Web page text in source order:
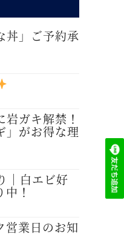
丼」ご予約承
岩ガキ解禁！
」がお得な理
｜白エビ好
！
営業日のお知